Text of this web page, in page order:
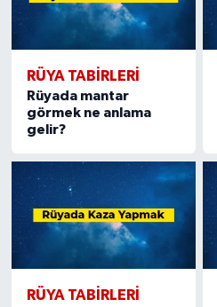
RÜYA TABIRLERI
Rüyada mantar
görmek ne anlama
gelir?
RÜYA TABIRLERI